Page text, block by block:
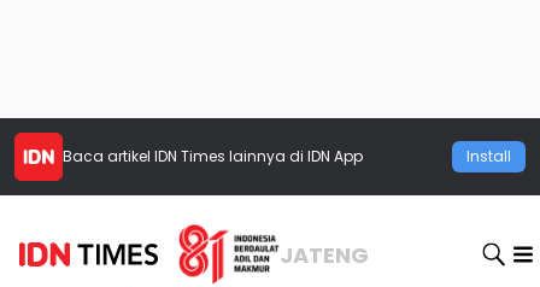
Baca artikel IDN Times lainnya di IDN App Install
JATENG